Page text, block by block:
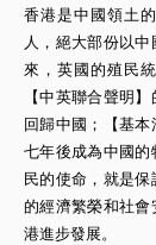
香港是中國領土
人，絕大部份以
來，英國的殖民
【中英聯合聲明
回歸中國；【基
七年後成為中國
民的使命，就是
的經濟繁榮和社
港進步發展。